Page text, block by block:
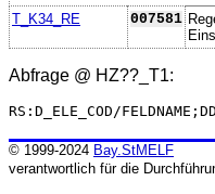
T_K34_RE 007581
Abfrage @ HZ??_T1:
RS:D_ELE_COD/
© 1999-2024 Bay.StMELF
verantwortlich für die